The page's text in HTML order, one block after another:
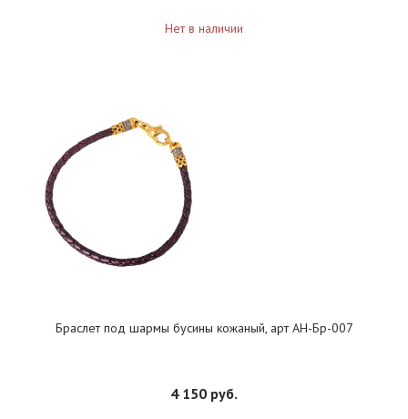
Нет в наличии
Браслет под шармы бусины кожаный, арт АН-Бр-007
4 150 руб.